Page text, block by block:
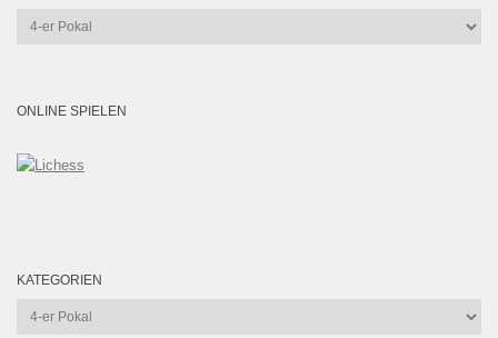
Kategorien
ONLINE SPIELEN
KATEGORIEN
Kategorien